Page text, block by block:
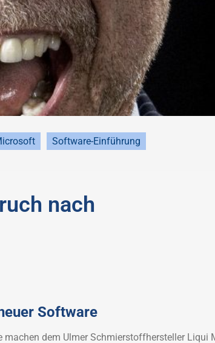
Software-Einführung
nach
Software
machen dem Ulmer Schmierstoffhersteller Liqui